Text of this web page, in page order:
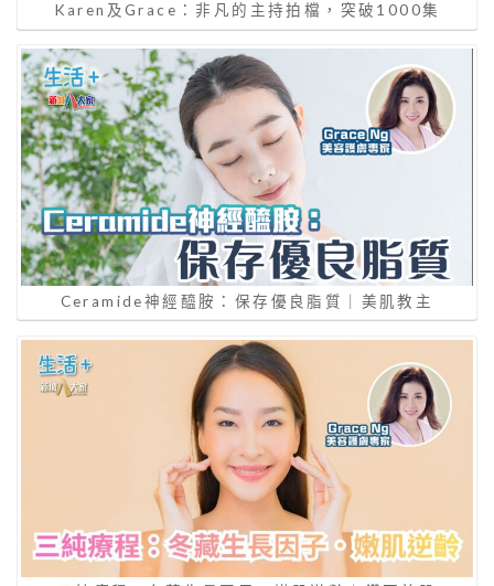
Karen及Grace：非凡的主持拍檔，突破1000集
Ceramide神經醯胺：保存優良脂質｜美肌教主